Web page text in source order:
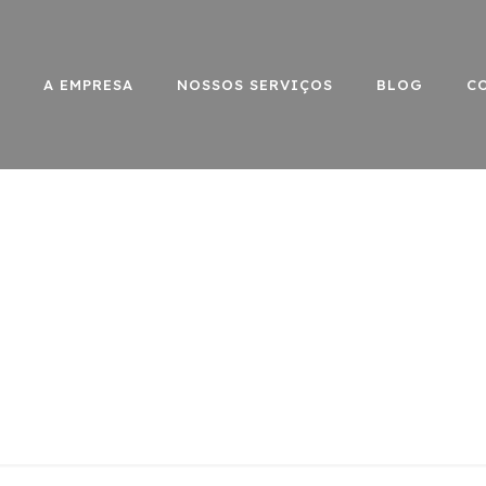
A EMPRESA NOSSOS SERVIÇOS BLOG